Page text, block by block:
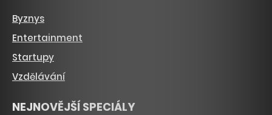
Byznys
Entertainment
Startupy
Vzdělávání
NEJNOVĚJŠÍ SPECIÁLY